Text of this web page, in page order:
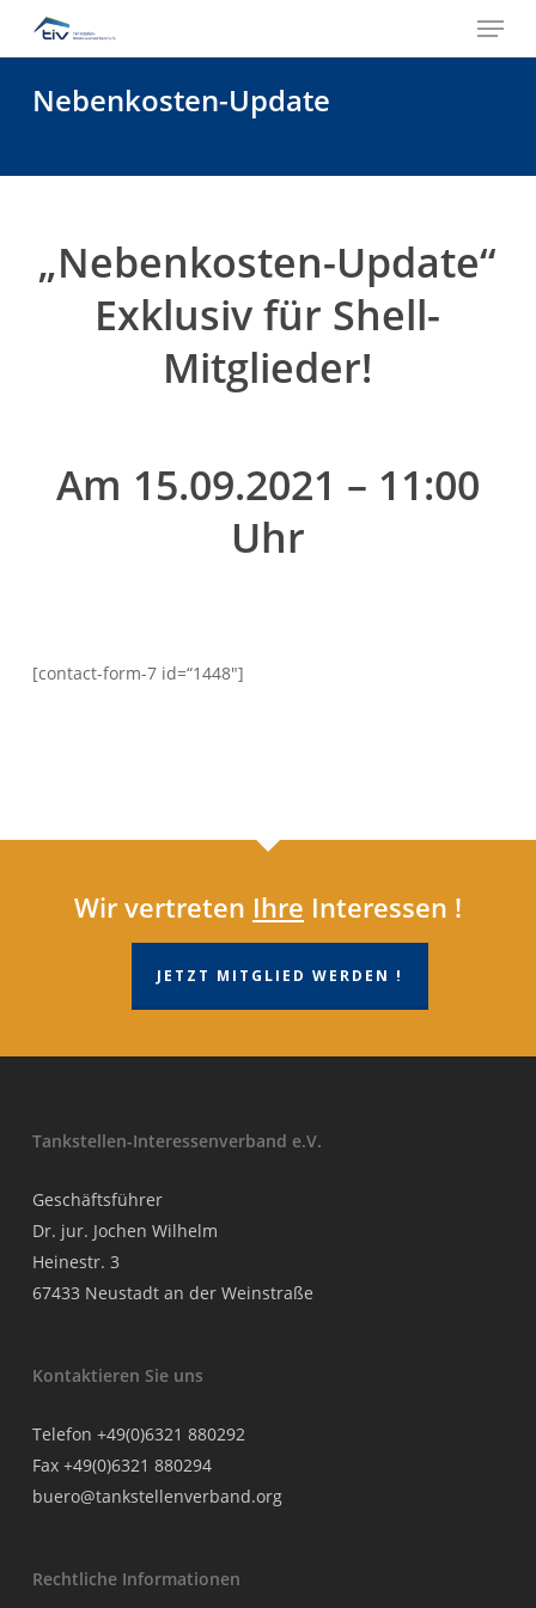
content
Menu
Nebenkosten-Update
„Nebenkosten-Update“
Exklusiv für Shell-
Mitglieder!
Am 15.09.2021 – 11:00
Uhr
[contact-form-7 id=“1448″]
Wir vertreten Ihre Interessen !
JETZT MITGLIED WERDEN !
Tankstellen-Interessenverband e.V.
Geschäftsführer
Dr. jur. Jochen Wilhelm
Heinestr. 3
67433 Neustadt an der Weinstraße
Kontaktieren Sie uns
Telefon +49(0)6321 880292
Fax +49(0)6321 880294
buero@tankstellenverband.org
Rechtliche Informationen